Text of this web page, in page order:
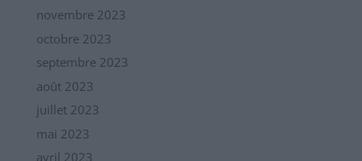
novembre 2023
octobre 2023
septembre 2023
août 2023
juillet 2023
mai 2023
avril 2023